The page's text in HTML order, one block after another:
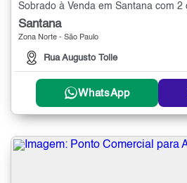
Sobrado à Venda em Santana com 2
Santana
Zona Norte - São Paulo
Rua Augusto Tolle
WhatsApp